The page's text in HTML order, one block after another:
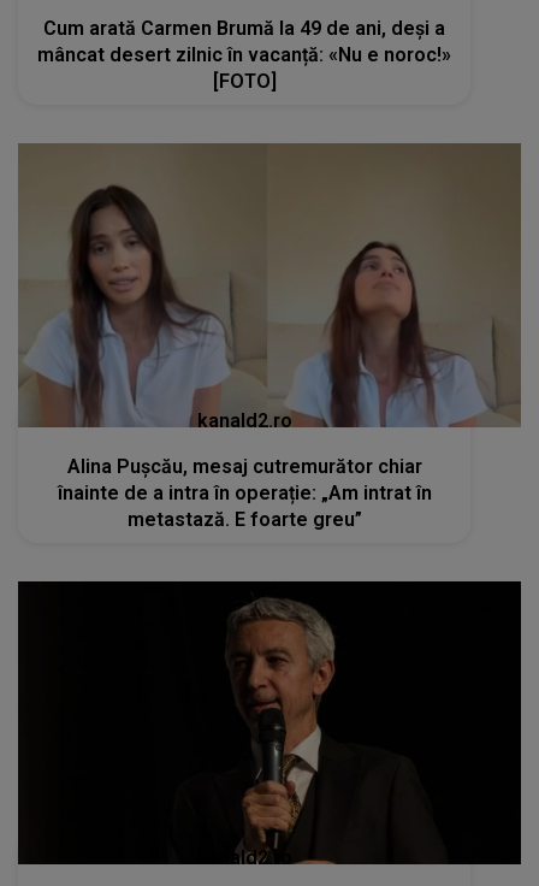
Cum arată Carmen Brumă la 49 de ani, deși a
mâncat desert zilnic în vacanță: «Nu e noroc!»
[FOTO]
kanald2.ro
Alina Pușcău, mesaj cutremurător chiar
înainte de a intra în operație: „Am intrat în
metastază. E foarte greu”
kanald2.ro